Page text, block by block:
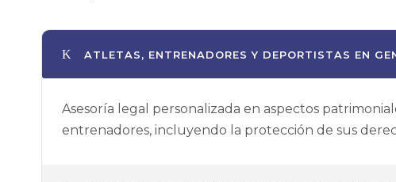
ATLETAS, ENTRENADORES Y DEPORTISTAS EN
Asesoría legal personalizada en aspectos
entrenadores, incluyendo la protección de sus